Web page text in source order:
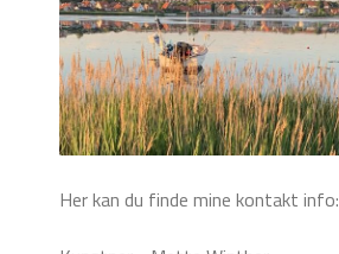
Her kan du finde mine kontakt info: